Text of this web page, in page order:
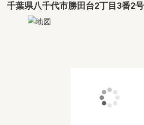
千葉県八千代市勝田台2丁目3番2